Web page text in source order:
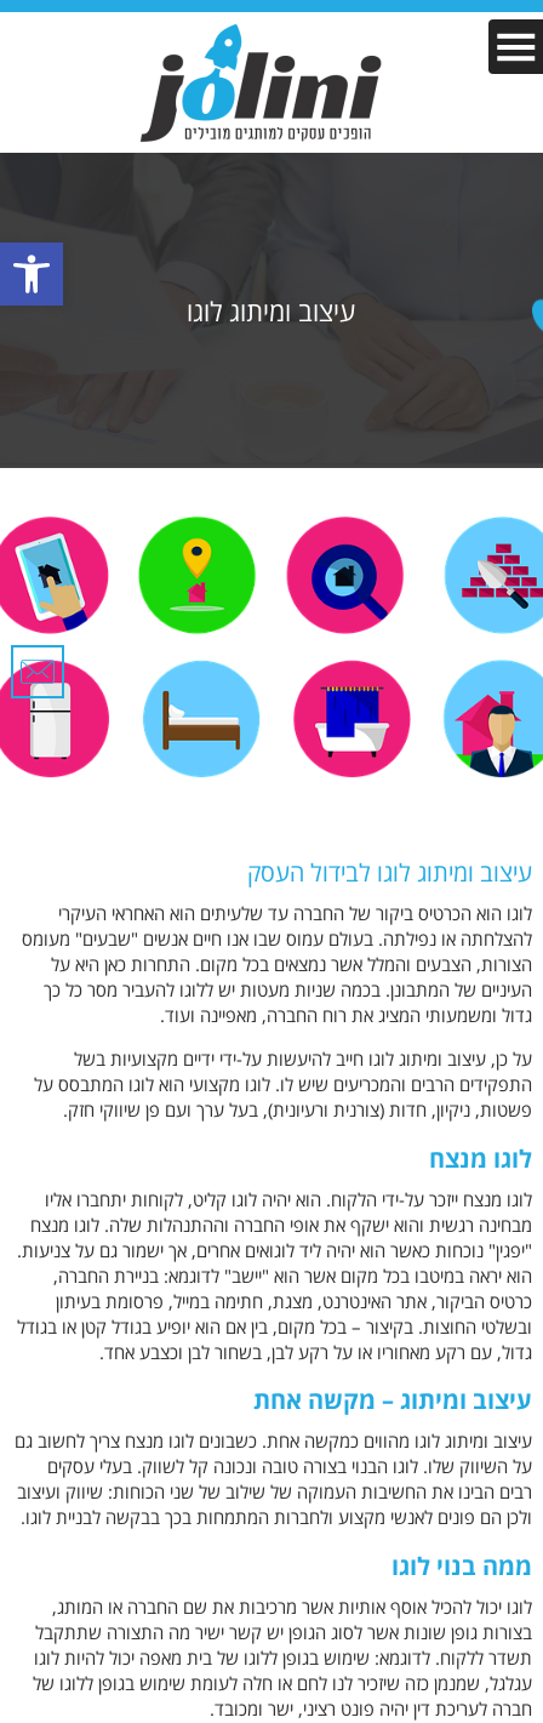
פתח
עיצוב ומיתוג לוגו
עיצוב ומיתוג לוגו לבידול העסק
לוגו הוא הכרטיס ביקור של החברה עד שלעיתים הוא האחראי העיקרי
להצלחתה או נפילתה. בעולם עמוס שבו אנו חיים אנשים "שבעים" מעומס
הצורות, הצבעים והמלל אשר נמצאים בכל מקום. התחרות כאן היא על
העיניים של המתבונן. בכמה שניות מעטות יש ללוגו להעביר מסר כל כך
גדול ומשמעותי המציג את רוח החברה, מאפיינה ועוד.
על כן, עיצוב ומיתוג לוגו חייב להיעשות על-ידי ידיים מקצועיות בשל
התפקידים הרבים והמכריעים שיש לו. לוגו מקצועי הוא לוגו המתבסס על
פשטות, ניקיון, חדות (צורנית ורעיונית), בעל ערך ועם פן שיווקי חזק.
לוגו מנצח
לוגו מנצח ייזכר על-ידי הלקוח. הוא יהיה לוגו קליט, לקוחות יתחברו אליו
מבחינה רגשית והוא ישקף את אופי החברה וההתנהלות שלה. לוגו מנצח
"יפגין" נוכחות כאשר הוא יהיה ליד לוגואים אחרים, אך ישמור גם על צניעות.
הוא יראה במיטבו בכל מקום אשר הוא "יישב" לדוגמא: בניירת החברה,
כרטיס הביקור, אתר האינטרנט, מצגת, חתימה במייל, פרסומת בעיתון
ובשלטי החוצות. בקיצור – בכל מקום, בין אם הוא יופיע בגודל קטן או בגודל
גדול, עם רקע מאחוריו או על רקע לבן, בשחור לבן וכצבע אחד.
עיצוב ומיתוג – מקשה אחת
עיצוב ומיתוג לוגו מהווים כמקשה אחת. כשבונים לוגו מנצח צריך לחשוב גם
על השיווק שלו. לוגו הבנוי בצורה טובה ונכונה קל לשווק. בעלי עסקים
רבים הבינו את החשיבות העמוקה של שילוב של שני הכוחות: שיווק ועיצוב
ולכן הם פונים לאנשי מקצוע ולחברות המתמחות בכך בבקשה לבניית לוגו.
ממה בנוי לוגו
לוגו יכול להכיל אוסף אותיות אשר מרכיבות את שם החברה או המותג,
בצורות גופן שונות אשר לסוג הגופן יש קשר ישיר מה התצורה שתתקבל
תשדר ללקוח. לדוגמא: שימוש בגופן ללוגו של בית מאפה יכול להיות לוגו
עגלגל, שמנמן כזה שיזכיר לנו לחם או חלה לעומת שימוש בגופן ללוגו של
חברה לעריכת דין יהיה פונט רציני, ישר ומכובד.